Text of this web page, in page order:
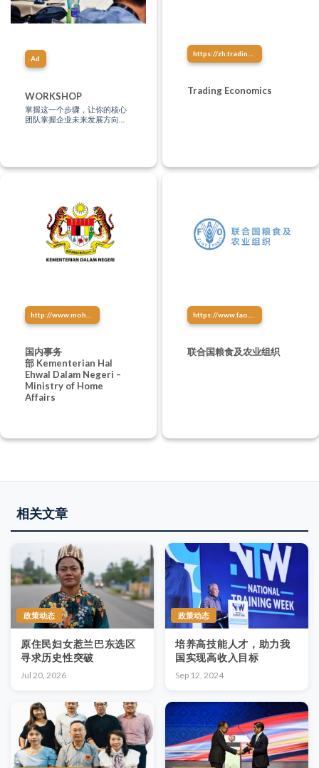
Ad
WORKSHOP
掌握这一个步骤，让你的核心
团队掌握企业未来发展方向、
Trading Economics
国内事务
部 Kementerian Hal
Ehwal Dalam Negeri –
Ministry of Home
Affairs
联合国粮食及农业组织
相关文章
政策动态
原住民妇女惹兰巴东选区
寻求历史性突破
Jul 20, 2026
政策动态
培养高技能人才，助力我
国实现高收入目标
Sep 12, 2024